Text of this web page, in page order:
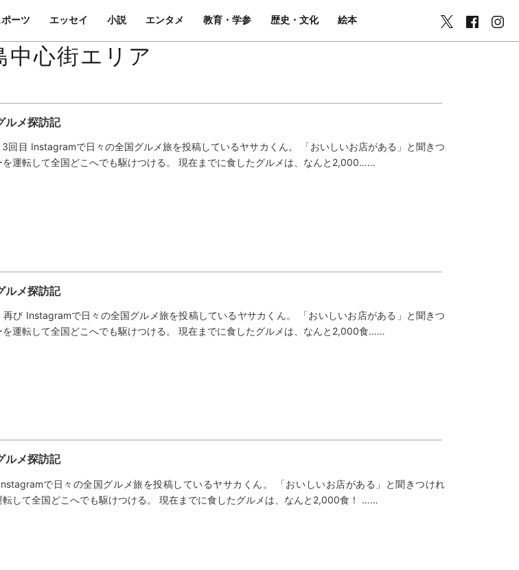
ポーツ エッセイ 小説 エンタメ 教育・学参 歴史・文化 絵本
中心街エリア
メ探訪記
目 Instagramで日々の全国グルメ旅を投稿しているヤサカくん。 「おいしいお店がある」と聞きつ
を運転して全国どこへでも駆けつける。 現在までに食したグルメは、なんと2,000……
メ探訪記
び Instagramで日々の全国グルメ旅を投稿しているヤサカくん。 「おいしいお店がある」と聞きつ
を運転して全国どこへでも駆けつける。 現在までに食したグルメは、なんと2,000食……
メ探訪記
で日々の全国グルメ旅を投稿しているヤサカくん。 「おいしいお店がある」と聞きつけれ
転して全国どこへでも駆けつける。 現在までに食したグルメは、なんと2,000食！ ……